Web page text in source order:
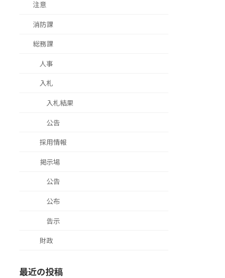
注意
消防課
総務課
人事
入札
入札結果
公告
採用情報
掲示場
公告
公布
告示
財政
最近の投稿